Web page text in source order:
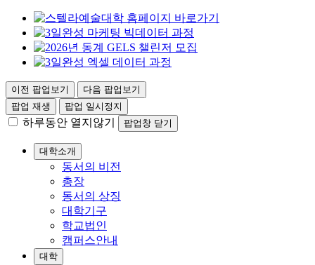
이전 팝업보기
다음 팝업보기
팝업 재생
팝업 일시정지
하루동안 열지않기 팝업창 닫기
대학소개
동서의 비전
총장
동서의 상징
대학기구
학교법인
캠퍼스안내
대학